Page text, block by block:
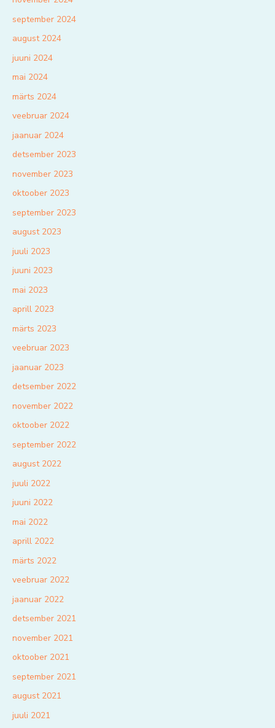
september 2024
august 2024
juuni 2024
mai 2024
märts 2024
veebruar 2024
jaanuar 2024
detsember 2023
november 2023
oktoober 2023
september 2023
august 2023
juuli 2023
juuni 2023
mai 2023
aprill 2023
märts 2023
veebruar 2023
jaanuar 2023
detsember 2022
november 2022
oktoober 2022
september 2022
august 2022
juuli 2022
juuni 2022
mai 2022
aprill 2022
märts 2022
veebruar 2022
jaanuar 2022
detsember 2021
november 2021
oktoober 2021
september 2021
august 2021
juuli 2021